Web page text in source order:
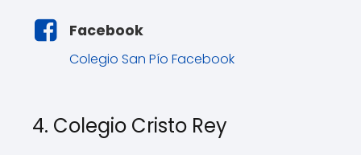
Facebook
Colegio San Pío Facebook
4. Colegio Cristo Rey